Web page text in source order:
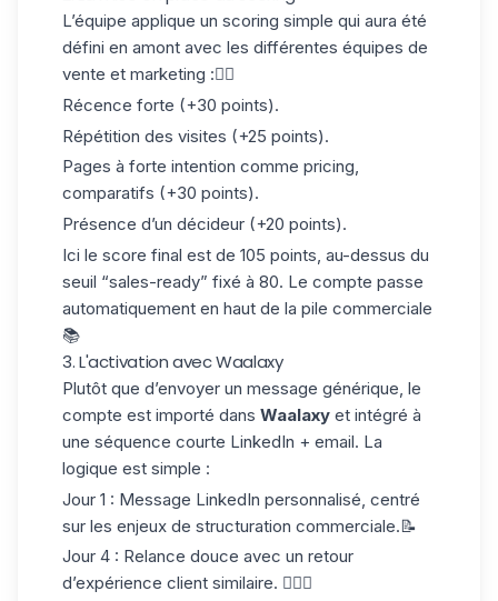
L’équipe applique un scoring simple qui aura été
défini en amont avec les différentes équipes de
vente et marketing :👇🏻
Récence forte (+30 points).
Répétition des visites (+25 points).
Pages à forte intention comme pricing,
comparatifs (+30 points).
Présence d’un décideur (+20 points).
Ici le score final est de 105 points , au-dessus du
seuil “sales-ready” fixé à 80. Le compte passe
automatiquement en haut de la pile commerciale
📚
3. L'activation avec Waalaxy
Plutôt que d’envoyer un message générique, le
compte est importé dans Waalaxy et intégré à
une séquence courte LinkedIn + email. La
logique est simple :
Jour 1 : Message LinkedIn personnalisé, centré
sur les enjeux de structuration commerciale.📝
Jour 4 : Relance douce avec un retour
d’expérience client similaire. 🙋🏻‍♀️